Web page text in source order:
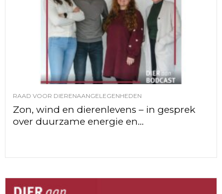
RAAD VOOR DIERENAANGELEGENHEDEN
Zon, wind en dierenlevens – in gesprek
over duurzame energie en...